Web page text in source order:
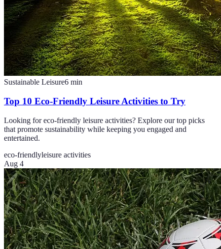
Sustainable Leisure6 min
Top 10 Eco-Friendly Leisure Activities to Try
Looking for eco-friendly leisure activities? Explore our top picks
that promote sustainability while keeping you engaged and
entertained.
eco-friendlyleisure activities
Aug 4